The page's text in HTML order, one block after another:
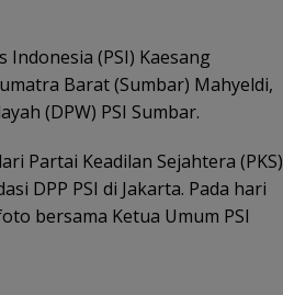
Indonesia (PSI) Kaesang
Barat (Sumbar) Mahyeldi,
(DPW) PSI Sumbar.
Partai Keadilan Sejahtera (PKS)
DPP PSI di Jakarta. Pada hari
bersama Ketua Umum PSI